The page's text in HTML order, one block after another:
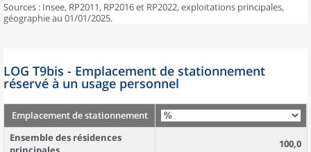
Sources : Insee, RP2011, RP2016 et RP2022, exploitations principales,
géographie au 01/01/2025.
LOG T9bis - Emplacement de stationnement
réservé à un usage personnel
Emplacement de stationnement
Ensemble des résidences
100,0